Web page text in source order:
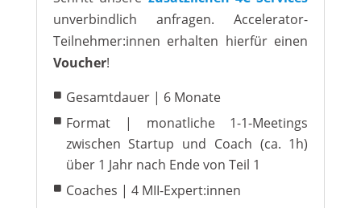
unverbindlich anfragen. Accelerator-
Teilnehmer:innen erhalten hierfür einen
Voucher!
Gesamtdauer | 6 Monate
Format | monatliche 1-1-Meetings
zwischen Startup und Coach (ca. 1h)
über 1 Jahr nach Ende von Teil 1
Coaches | 4 MII-Expert:innen